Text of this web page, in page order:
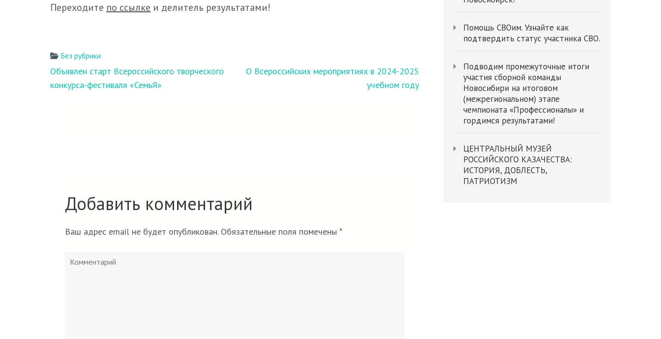
Переходите по ссылке и делитель результатами!
Без рубрики
Навигация
по
Объявлен старт Всероссийского творческого
конкурса-фестиваля «СемьЯ»
О Всероссийских мероприятиях в 2024-2025
учебном году
Добавить комментарий
Ваш адрес email не будет опубликован. Обязательные поля помечены *
Комментарий
Помощь СВОим. Узнайте как
подтвердить статус участника СВО.
Подводим промежуточные итоги
участия сборной команды
Новосибири на итоговом
(межрегиональном) этапе
чемпионата «Профессионалы» и
гордимся результатами!
ЦЕНТРАЛЬНЫЙ МУЗЕЙ
РОССИЙСКОГО КАЗАЧЕСТВА:
ИСТОРИЯ, ДОБЛЕСТЬ,
ПАТРИОТИЗМ